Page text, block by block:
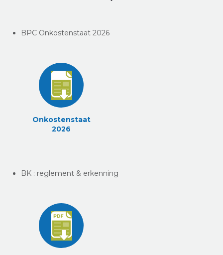
BPC Onkostenstaat 2026
Onkostenstaat
2026
BK : reglement & erkenning